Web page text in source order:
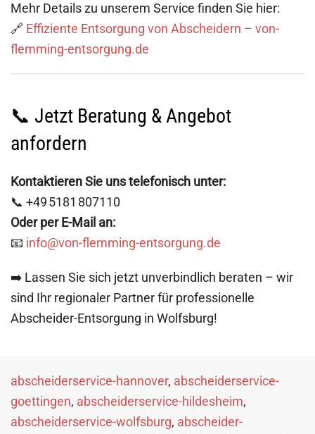
Mehr Details zu unserem Service finden Sie hier:
🔗 Effiziente Entsorgung von Abscheidern – von-
flemming-entsorgung.de
📞 Jetzt Beratung & Angebot
anfordern
Kontaktieren Sie uns telefonisch unter:
📞 +49 5181 807110
Oder per E-Mail an:
📧 info@von-flemming-entsorgung.de
➡️ Lassen Sie sich jetzt unverbindlich beraten – wir
sind Ihr regionaler Partner für professionelle
Abscheider-Entsorgung in Wolfsburg!
abscheiderservice-hannover, abscheiderservice-
goettingen, abscheiderservice-hildesheim,
abscheiderservice-wolfsburg, abscheider-